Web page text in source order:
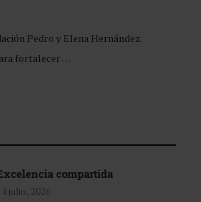
Pedro y Elena Hernández
fortalecer …
compartida
julio, 2026